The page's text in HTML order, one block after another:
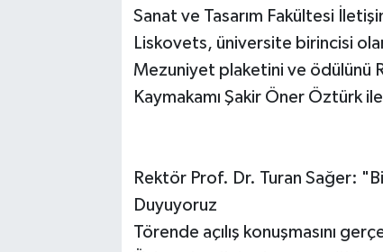
Sanat ve Tasarım Fakültesi
Liskovets, üniversite birincisi
Mezuniyet plaketini ve ödülünü
Kaymakamı Şakir Öner Öztürk
Rektör Prof. Dr. Turan Sağer:
Duyuyoruz
Törende açılış konuşmasını